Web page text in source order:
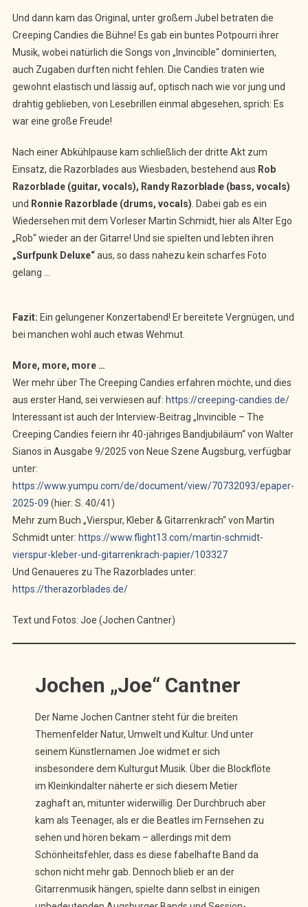
Und dann kam das Original, unter großem Jubel betraten die
Creeping Candies die Bühne! Es gab ein buntes Potpourri ihrer
Musik, wobei natürlich die Songs von „Invincible“ dominierten,
auch Zugaben durften nicht fehlen. Die Candies traten wie
gewohnt elastisch und lässig auf, optisch nach wie vor jung und
drahtig geblieben, von Lesebrillen einmal abgesehen, sprich: Es
war eine große Freude!
Nach einer Abkühlpause kam schließlich der dritte Akt zum
Einsatz, die Razorblades aus Wiesbaden, bestehend aus Rob
Razorblade (guitar, vocals), Randy Razorblade (bass, vocals)
und Ronnie Razorblade (drums, vocals). Dabei gab es ein
Wiedersehen mit dem Vorleser Martin Schmidt, hier als Alter Ego
„Rob“ wieder an der Gitarre! Und sie spielten und lebten ihren
„Surfpunk Deluxe“aus, so dass nahezu kein scharfes Foto
gelang …
Fazit: Ein gelungener Konzertabend! Er bereitete Vergnügen, und
bei manchen wohl auch etwas Wehmut.
More, more, more …
Wer mehr über The Creeping Candies erfahren möchte, und dies
aus erster Hand, sei verwiesen auf: https://creeping-candies.de/
Interessant ist auch der Interview-Beitrag „Invincible – The
Creeping Candies feiern ihr 40-jähriges Bandjubiläum“ von Walter
Sianos in Ausgabe 9/2025 von Neue Szene Augsburg, verfügbar
unter:
https://www.yumpu.com/de/document/view/70732093/epaper-
2025-09 (hier: S. 40/41)
Mehr zum Buch „Vierspur, Kleber & Gitarrenkrach“ von Martin
Schmidt unter: https://www.flight13.com/martin-schmidt-
vierspur-kleber-und-gitarrenkrach-papier/103327
Und Genaueres zu The Razorblades unter:
https://therazorblades.de/
Text und Fotos: Joe (Jochen Cantner)
Jochen „Joe“ Cantner
Der Name Jochen Cantner steht für die breiten
Themenfelder Natur, Umwelt und Kultur. Und unter
seinem Künstlernamen Joe widmet er sich
insbesondere dem Kulturgut Musik. Über die Blockflöte
im Kleinkindalter näherte er sich diesem Metier
zaghaft an, mitunter widerwillig. Der Durchbruch aber
kam als Teenager, als er die Beatles im Fernsehen zu
sehen und hören bekam – allerdings mit dem
Schönheitsfehler, dass es diese fabelhafte Band da
schon nicht mehr gab. Dennoch blieb er an der
Gitarrenmusik hängen, spielte dann selbst in einigen